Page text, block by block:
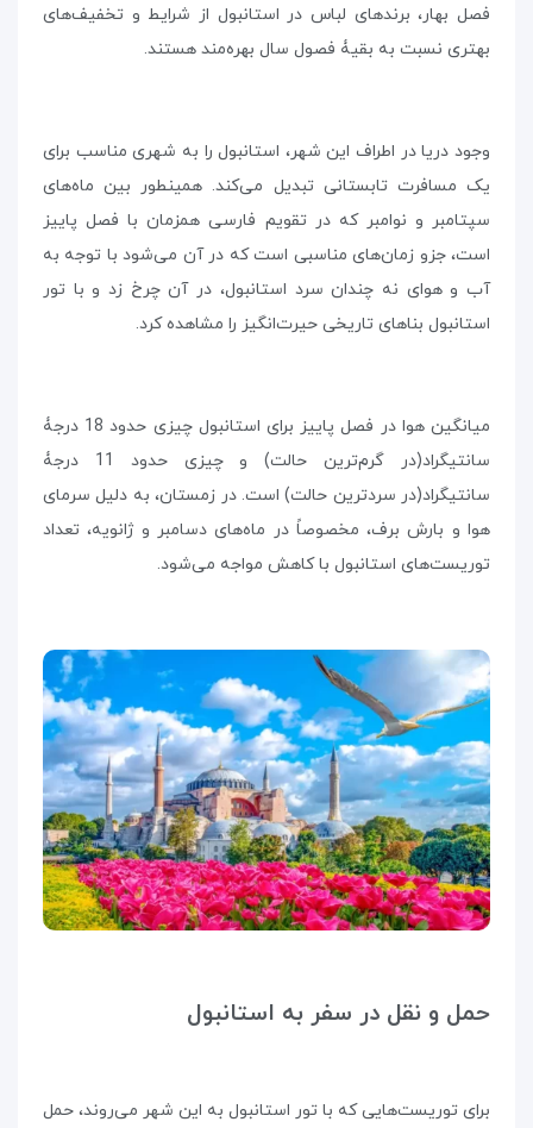
فصل بهار، برندهای لباس در استانبول از شرایط و تخفیف‌های
بهتری نسبت به بقیۀ فصول سال بهره‌مند هستند.
وجود دریا در اطراف این شهر، استانبول را به شهری مناسب برای
یک مسافرت تابستانی تبدیل می‌کند. همینطور بین ماه‌های
سپتامبر و نوامبر که در تقویم فارسی همزمان با فصل پاییز
است، جزو زمان‌های مناسبی است که در آن می‌شود با توجه به
آب و هوای نه چندان سرد استانبول، در آن چرخ زد و با تور
استانبول بناهای تاریخی حیرت‌انگیز را مشاهده کرد.
میانگین هوا در فصل پاییز برای استانبول چیزی حدود 18 درجۀ
سانتیگراد(در گرم‌ترین حالت) و چیزی حدود 11 درجۀ
سانتیگراد(در سردترین حالت) است. در زمستان، به دلیل سرمای
هوا و بارش برف، مخصوصاً در ماه‌های دسامبر و ژانویه، تعداد
توریست‌های استانبول با کاهش مواجه می‌شود.
حمل و نقل در سفر به استانبول
برای توریست‌هایی که با تور استانبول به این شهر می‌روند، حمل